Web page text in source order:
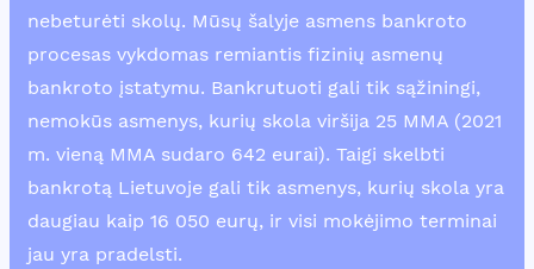
nebeturėti skolų. Mūsų šalyje asmens bankroto
procesas vykdomas remiantis fizinių asmenų
bankroto įstatymu. Bankrutuoti gali tik sąžiningi,
nemokūs asmenys, kurių skola viršija 25 MMA (2021
m. vieną MMA sudaro 642 eurai). Taigi skelbti
bankrotą Lietuvoje gali tik asmenys, kurių skola yra
daugiau kaip 16 050 eurų, ir visi mokėjimo terminai
jau yra pradelsti.